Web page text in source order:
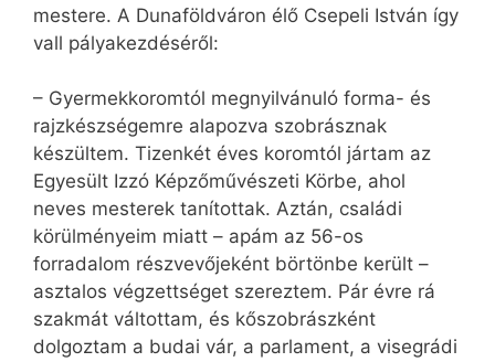
mestere. A Dunaföldváron élő Csepeli István így
vall pályakezdéséről:
– Gyermekkoromtól megnyilvánuló forma- és
rajzkészségemre alapozva szobrásznak
készültem. Tizenkét éves koromtól jártam az
Egyesült Izzó Képzőművészeti Körbe, ahol
neves mesterek tanítottak. Aztán, családi
körülményeim miatt – apám az 56-os
forradalom részvevőjeként börtönbe került –
asztalos végzettséget szereztem. Pár évre rá
szakmát váltottam, és kőszobrászként
dolgoztam a budai vár, a parlament, a visegrádi